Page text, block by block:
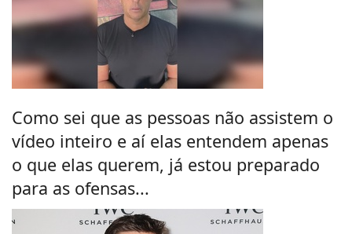
Como sei que as pessoas não assistem o
vídeo inteiro e aí elas entendem apenas
o que elas querem, já estou preparado
para as ofensas...